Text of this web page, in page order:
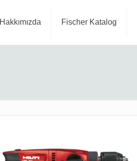
Hakkımızda Fischer Katalog